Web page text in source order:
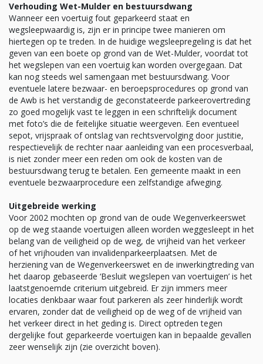
Verhouding Wet-Mulder en bestuursdwang
Wanneer een voertuig fout geparkeerd staat en
wegsleepwaardig is, zijn er in principe twee manieren om
hiertegen op te treden. In de huidige wegsleepregeling is dat het
geven van een boete op grond van de Wet-Mulder, voordat tot
het wegslepen van een voertuig kan worden overgegaan. Dat
kan nog steeds wel samengaan met bestuursdwang. Voor
eventuele latere bezwaar- en beroepsprocedures op grond van
de Awb is het verstandig de geconstateerde parkeerovertreding
zo goed mogelijk vast te leggen in een schriftelijk document
met foto’s die de feitelijke situatie weergeven. Een eventueel
sepot, vrijspraak of ontslag van rechtsvervolging door justitie,
respectievelijk de rechter naar aanleiding van een procesverbaal,
is niet zonder meer een reden om ook de kosten van de
bestuursdwang terug te betalen. Een gemeente maakt in een
eventuele bezwaarprocedure een zelfstandige afweging.
Uitgebreide werking
Voor 2002 mochten op grond van de oude Wegenverkeerswet
op de weg staande voertuigen alleen worden weggesleept in het
belang van de veiligheid op de weg, de vrijheid van het verkeer
of het vrijhouden van invalidenparkeerplaatsen. Met de
herziening van de Wegenverkeerswet en de inwerkingtreding van
het daarop gebaseerde ‘Besluit wegslepen van voertuigen’ is het
laatstgenoemde criterium uitgebreid. Er zijn immers meer
locaties denkbaar waar fout parkeren als zeer hinderlijk wordt
ervaren, zonder dat de veiligheid op de weg of de vrijheid van
het verkeer direct in het geding is. Direct optreden tegen
dergelijke fout geparkeerde voertuigen kan in bepaalde gevallen
zeer wenselijk zijn (zie overzicht boven).